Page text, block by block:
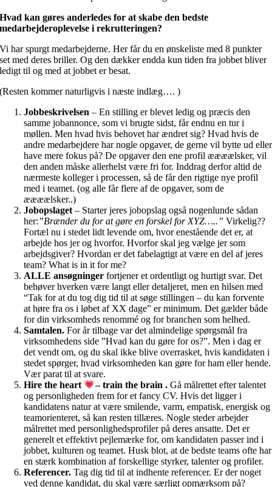
Hvad kan gøres anderledes for at skabe den bedste
medarbejderoplevelse i rekrutteringen?
Vi har spurgt medarbejderne. Her får du en ønskeliste med 8 punkter
set med deres briller. Og den dækker endda kun tiden fra jobbet bliver
ledigt til og med at jobbet er besat.
(Resten kommer naturligvis i næste indlæg…. )
Jobbeskrivelsen – En stilling er blevet ledig og præcis den
samme jobannonce, som vi brugte sidst, får endnu en tur i
møllen. Men hvad hvis behovet har ændret sig? Hvad hvis de
andre medarbejdere har nogle opgaver, de gerne vil bytte ud eller
have mere fokus på? De opgaver den ene profil æææælsker, vil
den anden måske allerhelst være fri for. Inddrag derfor altid de
nærmeste kolleger i processen, så de får den rigtige nye profil
med i teamet. (og alle får flere af de opgaver, som de
æææælsker..)
Jobopslaget – Starter jeres jobopslag også nogenlunde sådan
her:”Brænder du for at gøre en forskel for XYZ…..” Virkelig??
Fortæl nu i stedet lidt levende om, hvor enestående det er, at
arbejde hos jer og hvorfor. Hvorfor skal jeg vælge jer som
arbejdsgiver? Hvordan er det fabelagtigt at være en del af jeres
team? What is in it for me?
ALLE ansøgninger fortjener et ordentligt og hurtigt svar. Det
behøver hverken være langt eller detaljeret, men en hilsen med
“Tak for at du tog dig tid til at søge stillingen – du kan forvente
at høre fra os i løbet af XX dage” er minimum. Det gælder både
for din virksomheds renommé og for branchen som helhed.
Samtalen. For år tilbage var det almindelige spørgsmål fra
virksomhedens side ”Hvad kan du gøre for os?”. Men i dag er
det vendt om, og du skal ikke blive overrasket, hvis kandidaten i
stedet spørger, hvad virksomheden kan gøre for ham eller hende.
Vær parat til at svare.
Hire the heart
– train the brain .Gå målrettet efter talentet
og personligheden frem for et fancy CV. Hvis det ligger i
kandidatens natur at være smilende, varm, empatisk, energisk og
teamorienteret, så kan resten tillæres. Nogle steder arbejder
målrettet med personlighedsprofiler på deres ansatte. Det er
generelt et effektivt pejlemærke for, om kandidaten passer ind i
jobbet, kulturen og teamet. Husk blot, at de bedste teams ofte har
en stærk kombination af forskellige styrker, talenter og profiler.
Referencer. Tag dig tid til at indhente referencer. Er der noget
ved denne kandidat, du skal være særligt opmærksom på?